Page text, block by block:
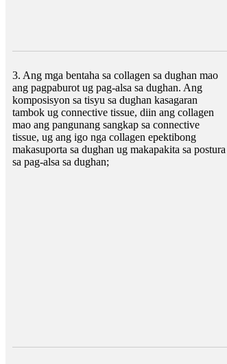
3. Ang mga bentaha sa collagen sa dughan mao
ang pagpaburot ug pag-alsa sa dughan. Ang
komposisyon sa tisyu sa dughan kasagaran
tambok ug connective tissue, diin ang collagen
mao ang pangunang sangkap sa connective
tissue, ug ang igo nga collagen epektibong
makasuporta sa dughan ug makapakita sa postura
sa pag-alsa sa dughan;